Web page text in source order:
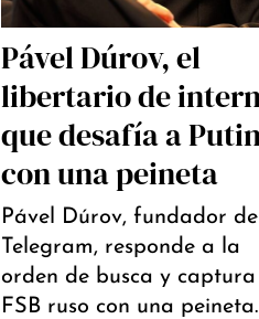
Pável Dúrov, el
libertario de
que desafía a
con una peineta
Pável Dúrov, fundador de
Telegram, responde a la
orden de busca y
FSB ruso con una